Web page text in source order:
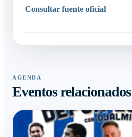
Consultar fuente oficial
AGENDA
Eventos relacionados